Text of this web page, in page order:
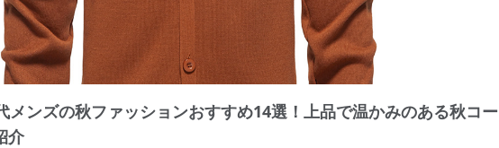
メンズの秋ファッションおすすめ14選！上品で温かみのある秋コ
介